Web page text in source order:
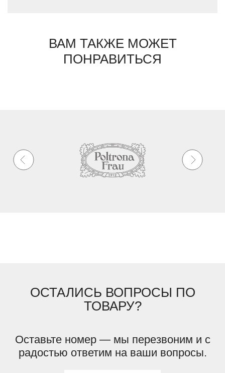
ВАМ ТАКЖЕ МОЖЕТ
ПОНРАВИТЬСЯ
ОСТАЛИСЬ ВОПРОСЫ ПО
ТОВАРУ?
Оставьте номер — мы перезвоним и с
радостью ответим на ваши вопросы.